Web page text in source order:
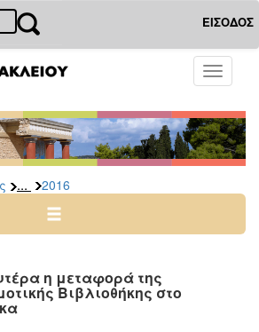
ΕΙΣΟΔΟΣ
Toggle
... 2016
η μεταφορά της
Βιβλιοθήκης στο